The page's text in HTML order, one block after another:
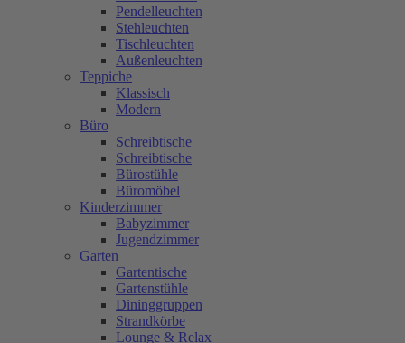
Pendelleuchten
Stehleuchten
Tischleuchten
Außenleuchten
Teppiche
Klassisch
Modern
Büro
Schreibtische
Schreibtische
Bürostühle
Büromöbel
Kinderzimmer
Babyzimmer
Jugendzimmer
Garten
Gartentische
Gartenstühle
Dininggruppen
Strandkörbe
Lounge & Relax